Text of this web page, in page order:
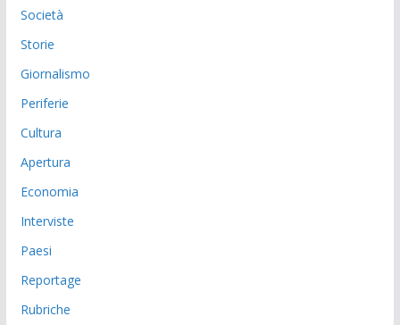
Società
Storie
Giornalismo
Periferie
Cultura
Apertura
Economia
Interviste
Paesi
Reportage
Rubriche